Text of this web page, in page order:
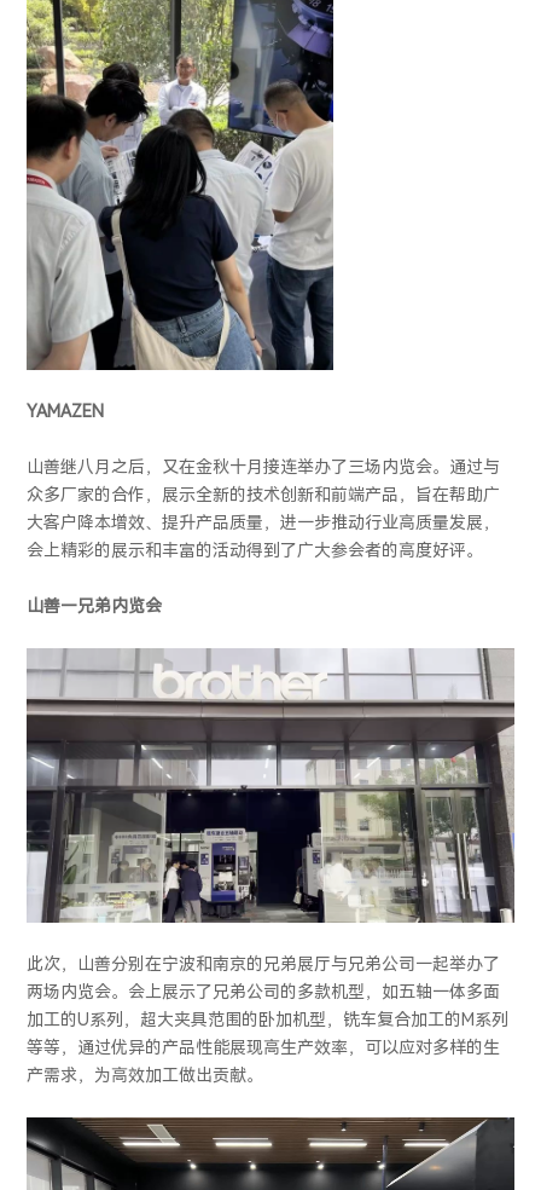
YAMAZEN
山善继八月之后，又在金秋十月接连举办了三场内览会。通过与
众多厂家的合作，展示全新的技术创新和前端产品，旨在帮助广
大客户降本增效、提升产品质量，进一步推动行业高质量发展，
会上精彩的展示和丰富的活动得到了广大参会者的高度好评。
山善—兄弟内览会
此次，山善分别在宁波和南京的兄弟展厅与兄弟公司一起举办了
两场内览会。会上展示了兄弟公司的多款机型，如五轴一体多面
加工的U系列，超大夹具范围的卧加机型，铣车复合加工的M系列
等等，通过优异的产品性能展现高生产效率，可以应对多样的生
产需求，为高效加工做出贡献。